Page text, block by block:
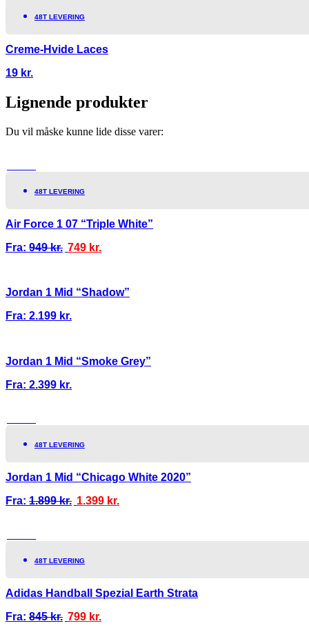
48T LEVERING
Creme-Hvide Laces
19 kr.
Lignende produkter
Du vil måske kunne lide disse varer:
48T LEVERING
Air Force 1 07 “Triple White”
Fra: 949kr. 749 kr.
Jordan 1 Mid “Shadow”
Fra: 2.199 kr.
Jordan 1 Mid “Smoke Grey”
Fra: 2.399 kr.
48T LEVERING
Jordan 1 Mid “Chicago White 2020”
Fra: 1.899kr. 1.399 kr.
48T LEVERING
Adidas Handball Spezial Earth Strata
Fra: 845kr. 799 kr.